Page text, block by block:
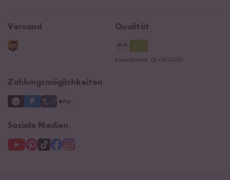
Kontaktformular
Navacopah
Reishunger Gutscheine
B2B
Datenschutzerklärung
Versand Qualität
Kontrollstelle: DE-ÖKO-005
Zahlungsmöglichkeiten
Soziale Medien